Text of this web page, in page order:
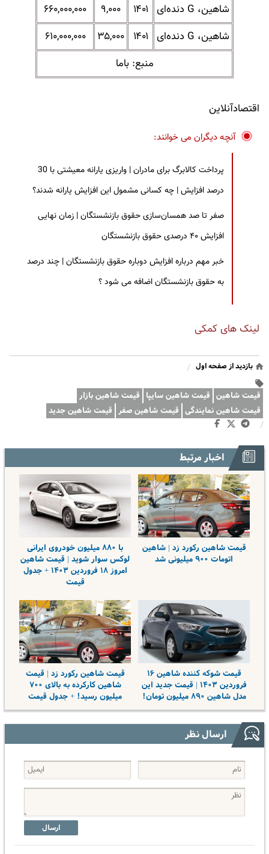
شاهین، G دنده‌ای
۱۴۰۱ ۹,۰۰۰
۶۶۰,۰۰۰,۰۰۰
شاهین، G دنده‌ای
۱۴۰۱ ۳۵,۰۰۰
۶۱۰,۰۰۰,۰۰۰
منبع: باما
اقتصادآنلاین
آنچه دیگران می خوانند:
پرداخت کالابرگ برای مادران | واریزی یارانه معیشتی با 30
درصد افزایش | چه کسانی مشمول این افزایش یارانه شدند؟
صفر تا صد همسان‌سازی حقوق بازنشستگان | زمان نهایی
افزایش ۴۰ درصدی حقوق بازنشستگان
خبر مهم درباره افزایش دوباره حقوق بازنشستگان | چند درصد
به حقوق بازنشستگان اضافه می شود ؟
لینک های کمکی
بازدید از صفحه اول /
قیمت شاهین قیمت شاهین سایپا
قیمت شاهین بازار
قیمت شاهین نمایندگی قیمت شاهین صفر قیمت شاهین جدید
/
اخبار مرتبط
قیمت شاهین رکورد زد | شاهین
اتومات ۹۰۰ میلیونی شد
با ۸۸۰ میلیون خودروی ایرانی
لوکس سوار شوید | قیمت شاهین
امروز ۱۸ فروردین ۱۴۰۳ + جدول
قیمت
قیمت شوکه کننده شاهین ۱۶
فروردین ۱۴۰۳ | قیمت جدید این
مدل شاهین ۸۹۰ میلیون تومان!
قیمت شاهین رکورد زد | قیمت
شاهین کارکرده به بالای ۷۰۰
میلیون رسید! + جدول قیمت
ارسال نظر
ارسال